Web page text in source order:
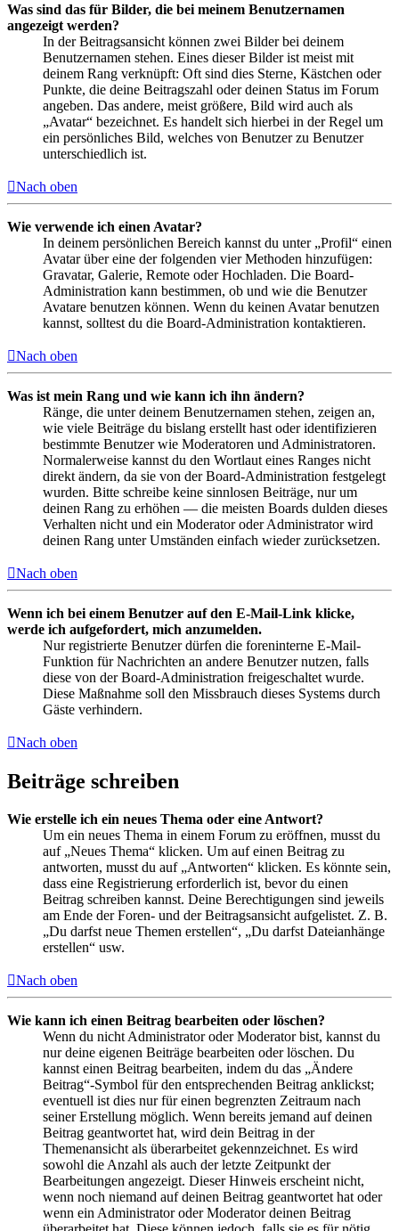
Was sind das für Bilder, die bei meinem Benutzernamen
angezeigt werden?
In der Beitragsansicht können zwei Bilder bei deinem
Benutzernamen stehen. Eines dieser Bilder ist meist mit
deinem Rang verknüpft: Oft sind dies Sterne, Kästchen oder
Punkte, die deine Beitragszahl oder deinen Status im Forum
angeben. Das andere, meist größere, Bild wird auch als
„Avatar“ bezeichnet. Es handelt sich hierbei in der Regel um
ein persönliches Bild, welches von Benutzer zu Benutzer
unterschiedlich ist.
Nach oben
Wie verwende ich einen Avatar?
In deinem persönlichen Bereich kannst du unter „Profil“ einen
Avatar über eine der folgenden vier Methoden hinzufügen:
Gravatar, Galerie, Remote oder Hochladen. Die Board-
Administration kann bestimmen, ob und wie die Benutzer
Avatare benutzen können. Wenn du keinen Avatar benutzen
kannst, solltest du die Board-Administration kontaktieren.
Nach oben
Was ist mein Rang und wie kann ich ihn ändern?
Ränge, die unter deinem Benutzernamen stehen, zeigen an,
wie viele Beiträge du bislang erstellt hast oder identifizieren
bestimmte Benutzer wie Moderatoren und Administratoren.
Normalerweise kannst du den Wortlaut eines Ranges nicht
direkt ändern, da sie von der Board-Administration festgelegt
wurden. Bitte schreibe keine sinnlosen Beiträge, nur um
deinen Rang zu erhöhen — die meisten Boards dulden dieses
Verhalten nicht und ein Moderator oder Administrator wird
deinen Rang unter Umständen einfach wieder zurücksetzen.
Nach oben
Wenn ich bei einem Benutzer auf den E-Mail-Link klicke,
werde ich aufgefordert, mich anzumelden.
Nur registrierte Benutzer dürfen die foreninterne E-Mail-
Funktion für Nachrichten an andere Benutzer nutzen, falls
diese von der Board-Administration freigeschaltet wurde.
Diese Maßnahme soll den Missbrauch dieses Systems durch
Gäste verhindern.
Nach oben
Beiträge schreiben
Wie erstelle ich ein neues Thema oder eine Antwort?
Um ein neues Thema in einem Forum zu eröffnen, musst du
auf „Neues Thema“ klicken. Um auf einen Beitrag zu
antworten, musst du auf „Antworten“ klicken. Es könnte sein,
dass eine Registrierung erforderlich ist, bevor du einen
Beitrag schreiben kannst. Deine Berechtigungen sind jeweils
am Ende der Foren- und der Beitragsansicht aufgelistet. Z. B.
„Du darfst neue Themen erstellen“, „Du darfst Dateianhänge
erstellen“ usw.
Nach oben
Wie kann ich einen Beitrag bearbeiten oder löschen?
Wenn du nicht Administrator oder Moderator bist, kannst du
nur deine eigenen Beiträge bearbeiten oder löschen. Du
kannst einen Beitrag bearbeiten, indem du das „Ändere
Beitrag“-Symbol für den entsprechenden Beitrag anklickst;
eventuell ist dies nur für einen begrenzten Zeitraum nach
seiner Erstellung möglich. Wenn bereits jemand auf deinen
Beitrag geantwortet hat, wird dein Beitrag in der
Themenansicht als überarbeitet gekennzeichnet. Es wird
sowohl die Anzahl als auch der letzte Zeitpunkt der
Bearbeitungen angezeigt. Dieser Hinweis erscheint nicht,
wenn noch niemand auf deinen Beitrag geantwortet hat oder
wenn ein Administrator oder Moderator deinen Beitrag